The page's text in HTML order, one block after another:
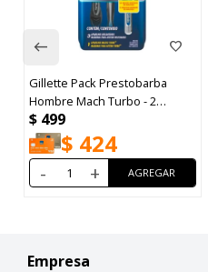
Gillette Pack Prestobarba
Hombre Mach Turbo - 2
unidades
$ 499
$ 424
- +
Empresa